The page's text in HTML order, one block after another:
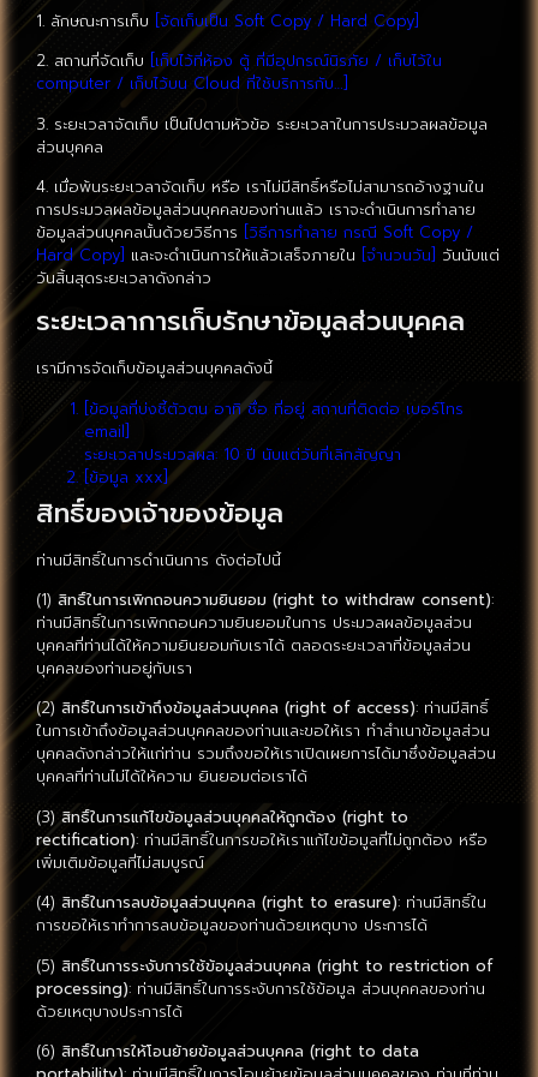
1. ลักษณะการเก็บ [จัดเก็บเป็น Soft Copy / Hard Copy]
2. สถานที่จัดเก็บ [เก็บไว้ที่ห้อง ตู้ ที่มีอุปกรณ์นิรภัย / เก็บไว้ใน
computer / เก็บไว้บน Cloud ที่ใช้บริการกับ…]
3. ระยะเวลาจัดเก็บ เป็นไปตามหัวข้อ ระยะเวลาในการประมวลผลข้อมูล
ส่วนบุคคล
4. เมื่อพ้นระยะเวลาจัดเก็บ หรือ เราไม่มีสิทธิ์หรือไม่สามารถอ้างฐานใน
การประมวลผลข้อมูลส่วนบุคคลของท่านแล้ว เราจะดำเนินการทำลาย
ข้อมูลส่วนบุคคลนั้นด้วยวิธีการ [วิธีการทำลาย กรณี Soft Copy /
Hard Copy] และจะดำเนินการให้แล้วเสร็จภายใน [จำนวนวัน] วันนับแต่
วันสิ้นสุดระยะเวลาดังกล่าว
ระยะเวลาการเก็บรักษาข้อมูลส่วนบุคคล
เรามีการจัดเก็บข้อมูลส่วนบุคคลดังนี้
[ข้อมูลที่บ่งชี้ตัวตน อาทิ ชื่อ ที่อยู่ สถานที่ติดต่อ เบอร์โทร
email]
ระยะเวลาประมวลผล: 10 ปี นับแต่วันที่เลิกสัญญา
[ข้อมูล xxx]
สิทธิ์ของเจ้าของข้อมูล
ท่านมีสิทธิ์ในการดำเนินการ ดังต่อไปนี้
(1) สิทธิ์ในการเพิกถอนความยินยอม (right to withdraw consent):
ท่านมีสิทธิ์ในการเพิกถอนความยินยอมในการ ประมวลผลข้อมูลส่วน
บุคคลที่ท่านได้ให้ความยินยอมกับเราได้ ตลอดระยะเวลาที่ข้อมูลส่วน
บุคคลของท่านอยู่กับเรา
(2) สิทธิ์ในการเข้าถึงข้อมูลส่วนบุคคล (right of access): ท่านมีสิทธิ์
ในการเข้าถึงข้อมูลส่วนบุคคลของท่านและขอให้เรา ทำสำเนาข้อมูลส่วน
บุคคลดังกล่าวให้แก่ท่าน รวมถึงขอให้เราเปิดเผยการได้มาซึ่งข้อมูลส่วน
บุคคลที่ท่านไม่ได้ให้ความ ยินยอมต่อเราได้
(3)สิทธิ์ในการแก้ไขข้อมูลส่วนบุคคลให้ถูกต้อง (right to
rectification): ท่านมีสิทธิ์ในการขอให้เราแก้ไขข้อมูลที่ไม่ถูกต้อง หรือ
เพิ่มเติมข้อมูลที่ไม่สมบูรณ์
(4) สิทธิ์ในการลบข้อมูลส่วนบุคคล (right to erasure): ท่านมีสิทธิ์ใน
การขอให้เราทำการลบข้อมูลของท่านด้วยเหตุบาง ประการได้
(5) สิทธิ์ในการระงับการใช้ข้อมูลส่วนบุคคล (right to restriction of
processing): ท่านมีสิทธิ์ในการระงับการใช้ข้อมูล ส่วนบุคคลของท่าน
ด้วยเหตุบางประการได้
(6) สิทธิ์ในการให้โอนย้ายข้อมูลส่วนบุคคล (right to data